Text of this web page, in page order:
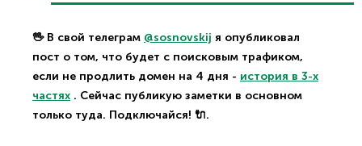
🖖 В свой телеграм @sosnovskij я опубликовал
пост о том, что будет с поисковым трафиком,
если не продлить домен на 4 дня - история в 3-х
частях . Сейчас публикую заметки в основном
только туда. Подключайся! 🔌.